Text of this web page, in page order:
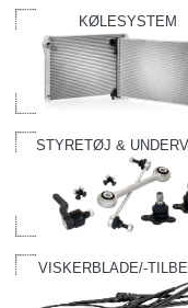
KØLESYSTEM
STYRETØJ &
VISKERBLADE/-